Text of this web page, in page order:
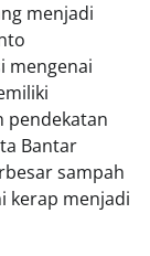
menjadi
mengenai
pendekatan
Bantar
sampah
kerap menjadi